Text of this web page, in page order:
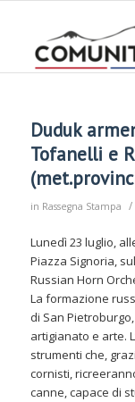
Duduk
Tofanelli e
in Rassegna Stampa /
Lunedì 23 luglio,
Piazza Signoria,
Russian Horn
La formazione
di San
artigianato e arte.
strumenti che,
cornisti,
canne, capace di